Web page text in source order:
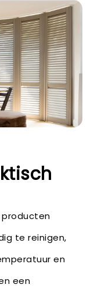
producten
te reinigen,
en
een